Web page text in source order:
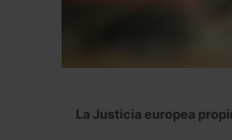
La Justicia europea